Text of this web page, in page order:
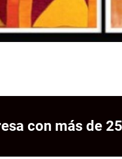
con más de